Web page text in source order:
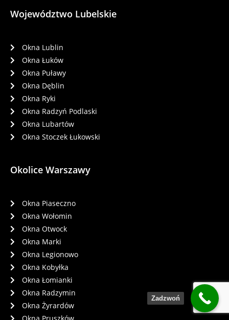
Województwo Lubelskie
Okna Lublin
Okna Łuków
Okna Puławy
Okna Dęblin
Okna Ryki
Okna Radzyń Podlaski
Okna Lubartów
Okna Stoczek Łukowski
Okolice Warszawy
Okna Piaseczno
Okna Wołomin
Okna Otwock
Okna Marki
Okna Legionowo
Okna Kobyłka
Okna Łomianki
Okna Radzymin
Okna Żyrardów
Zadzwoń